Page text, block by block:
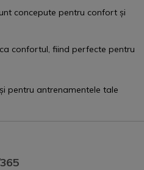
concepute pentru confort și
confortul, fiind perfecte pentru
pentru antrenamentele tale